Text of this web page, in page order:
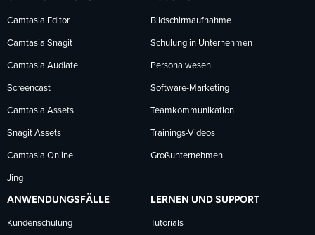
Facebook
folgen
LinkedIn
folgen
YouTube
folgen
Camtasia Editor
Camtasia Snagit
Camtasia Audiate
Screencast
Camtasia Assets
Snagit Assets
Camtasia Online
Jing
Bildschirmaufnahme
Schulung in Unternehmen
Personalwesen
Software-Marketing
Teamkommunikation
Trainings-Videos
Großunternehmen
ANWENDUNGSFÄLLE
Kundenschulung
LERNEN UND SUPPORT
Tutorials